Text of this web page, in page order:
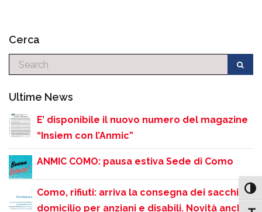
Cerca
Cerca
Ultime News
E’ disponibile il nuovo numero del magazine
“Insiem con l’Anmic”
ANMIC COMO: pausa estiva Sede di Como
Como, rifiuti: arriva la consegna dei sacchi a
domicilio per anziani e disabili. Novità anche